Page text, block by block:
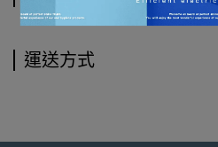
運送方式